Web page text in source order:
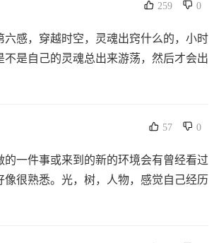
259 0
六感，穿越时空，灵魂出窍什么的，小时
不是自己的灵魂总出来游荡，然后才会出
57 0
的一件事或来到的新的环境会有曾经看过
像很熟悉。光，树，人物，感觉自己经历